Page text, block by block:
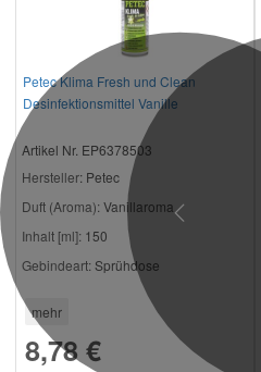
Petec Klima Fresh und Clean
Desinfektionsmittel Vanille
Artikel Nr. EP6378503
Hersteller: Petec
Duft (Aroma): Vanillaroma
Inhalt [ml]: 150
Gebindeart: Sprühdose
mehr
8,78 €
Previous